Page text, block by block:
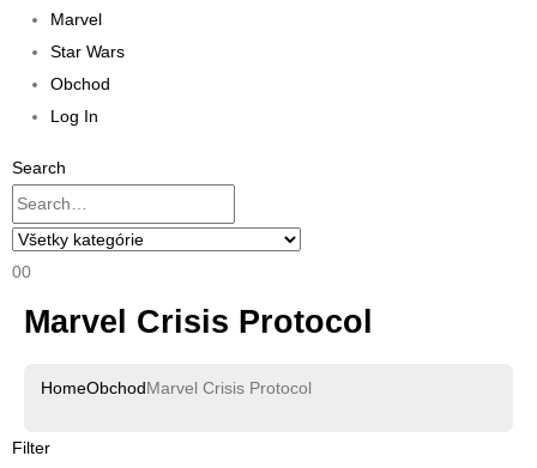
Marvel
Star Wars
Obchod
Log In
Search
00
Marvel Crisis Protocol
HomeObchodMarvel Crisis Protocol
Filter